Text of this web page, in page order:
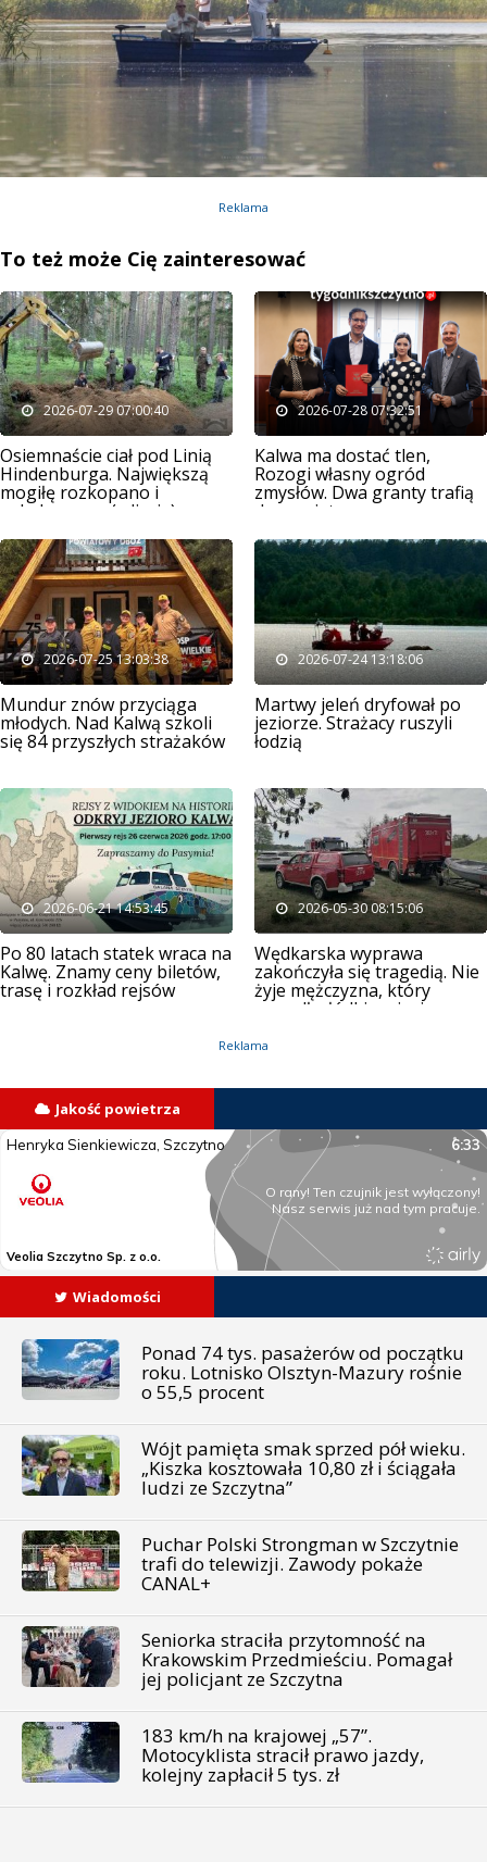
Reklama
To też może Cię zainteresować
2026-07-29 07:00:40
Osiemnaście ciał pod Linią
Hindenburga. Największą
mogiłę rozkopano i
splądrowano (zdjęcia)
2026-07-28 07:32:51
Kalwa ma dostać tlen,
Rozogi własny ogród
zmysłów. Dwa granty trafią
do powiatu
2026-07-25 13:03:38
Mundur znów przyciąga
młodych. Nad Kalwą szkoli
się 84 przyszłych strażaków
2026-07-24 13:18:06
Martwy jeleń dryfował po
jeziorze. Strażacy ruszyli
łodzią
2026-06-21 14:53:45
Po 80 latach statek wraca na
Kalwę. Znamy ceny biletów,
trasę i rozkład rejsów
2026-05-30 08:15:06
Wędkarska wyprawa
zakończyła się tragedią. Nie
żyje mężczyzna, który
wypadł z łódki na jeziorze
Reklama
Jakość powietrza
Wiadomości
Ponad 74 tys. pasażerów od początku
roku. Lotnisko Olsztyn-Mazury rośnie
o 55,5 procent
Wójt pamięta smak sprzed pół wieku.
„Kiszka kosztowała 10,80 zł i ściągała
ludzi ze Szczytna”
Puchar Polski Strongman w Szczytnie
trafi do telewizji. Zawody pokaże
CANAL+
Seniorka straciła przytomność na
Krakowskim Przedmieściu. Pomagał
jej policjant ze Szczytna
183 km/h na krajowej „57”.
Motocyklista stracił prawo jazdy,
kolejny zapłacił 5 tys. zł